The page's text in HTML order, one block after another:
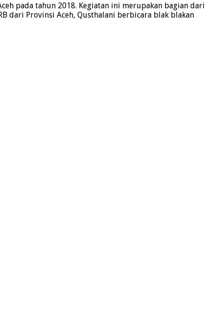
pada tahun 2018. Kegiatan ini merupakan bagian dari
dari Provinsi Aceh, Qusthalani berbicara blak blakan